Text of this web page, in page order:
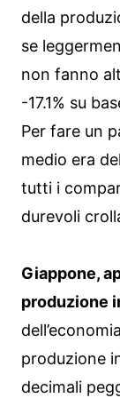
della
se
non fanno
-17.1% su
Per fare un
medio era
tutti i
durevoli
Giappone,
produzione
produzione
decimali